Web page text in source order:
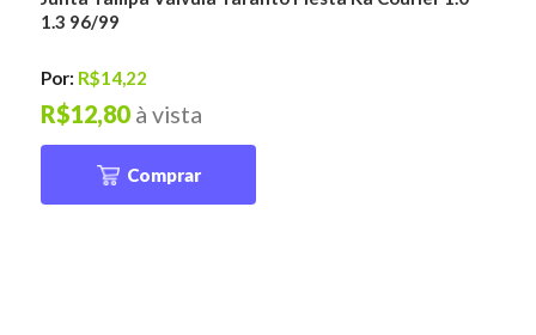
1.3 96/99
Por: R$14,22
à vista
R$12,80
Comprar